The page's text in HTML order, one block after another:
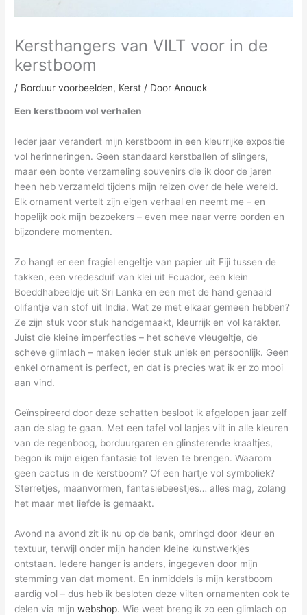
Kersthangers van VILT voor in de
kerstboom
/ Borduur voorbeelden, Kerst / Door Anouck
Een kerstboom vol verhalen
Ieder jaar verandert mijn kerstboom in een kleurrijke expositie
vol herinneringen. Geen standaard kerstballen of slingers,
maar een bonte verzameling souvenirs die ik door de jaren
heen heb verzameld tijdens mijn reizen over de hele wereld.
Elk ornament vertelt zijn eigen verhaal en neemt me – en
hopelijk ook mijn bezoekers – even mee naar verre oorden en
bijzondere momenten.
Zo hangt er een fragiel engeltje van papier uit Fiji tussen de
takken, een vredesduif van klei uit Ecuador, een klein
Boeddhabeeldje uit Sri Lanka en een met de hand genaaid
olifantje van stof uit India. Wat ze met elkaar gemeen hebben?
Ze zijn stuk voor stuk handgemaakt, kleurrijk en vol karakter.
Juist die kleine imperfecties – het scheve vleugeltje, de
scheve glimlach – maken ieder stuk uniek en persoonlijk. Geen
enkel ornament is perfect, en dat is precies wat ik er zo mooi
aan vind.
Geïnspireerd door deze schatten besloot ik afgelopen jaar zelf
aan de slag te gaan. Met een tafel vol lapjes vilt in alle kleuren
van de regenboog, borduurgaren en glinsterende kraaltjes,
begon ik mijn eigen fantasie tot leven te brengen. Waarom
geen cactus in de kerstboom? Of een hartje vol symboliek?
Sterretjes, maanvormen, fantasiebeestjes… alles mag, zolang
het maar met liefde is gemaakt.
Avond na avond zit ik nu op de bank, omringd door kleur en
textuur, terwijl onder mijn handen kleine kunstwerkjes
ontstaan. Iedere hanger is anders, ingegeven door mijn
stemming van dat moment. En inmiddels is mijn kerstboom
aardig vol – dus heb ik besloten deze vilten ornamenten ook te
delen via mijnwebshop. Wie weet breng ik zo een glimlach op